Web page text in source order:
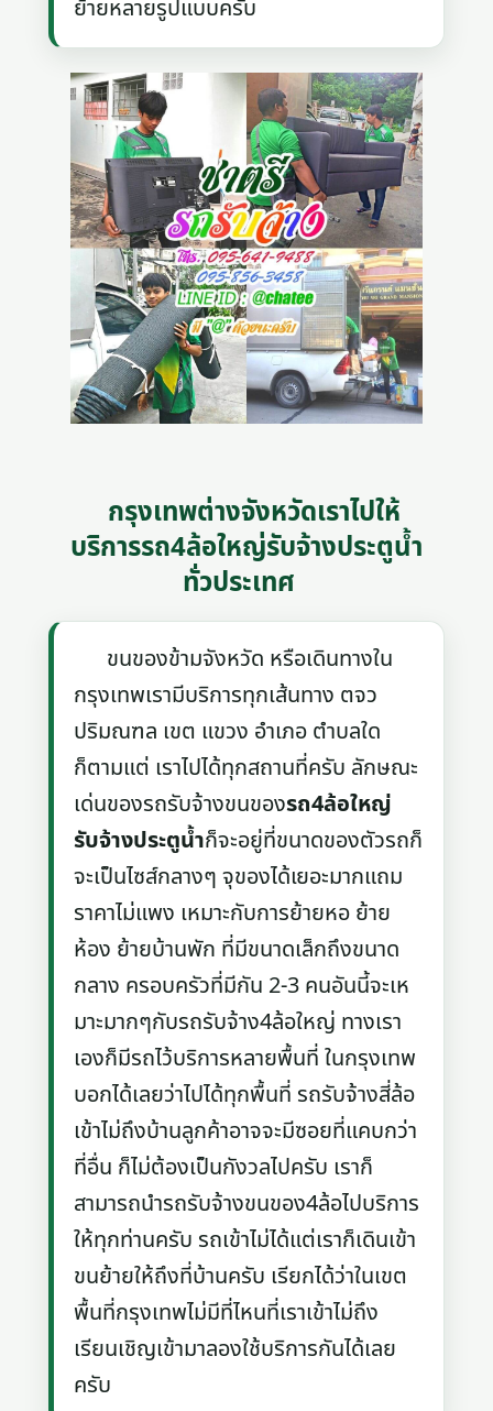
ย้ายหลายรูปแบบครับ
กรุงเทพต่างจังหวัดเราไปให้
บริการรถ4ล้อใหญ่รับจ้างประตูน้ำ
ทั่วประเทศ
ขนของข้ามจังหวัด หรือเดินทางใน
กรุงเทพเรามีบริการทุกเส้นทาง ตจว
ปริมณฑล เขต แขวง อำเภอ ตำบลใด
ก็ตามแต่ เราไปได้ทุกสถานที่ครับ ลักษณะ
เด่นของรถรับจ้างขนของรถ4ล้อใหญ่
รับจ้างประตูน้ำก็จะอยู่ที่ขนาดของตัวรถก็
จะเป็นไซส์กลางๆ จุของได้เยอะมากแถม
ราคาไม่แพง เหมาะกับการย้ายหอ ย้าย
ห้อง ย้ายบ้านพัก ที่มีขนาดเล็กถึงขนาด
กลาง ครอบครัวที่มีกัน 2-3 คนอันนี้จะเห
มาะมากๆกับรถรับจ้าง4ล้อใหญ่ ทางเรา
เองก็มีรถไว้บริการหลายพื้นที่ ในกรุงเทพ
บอกได้เลยว่าไปได้ทุกพื้นที่ รถรับจ้างสี่ล้อ
เข้าไม่ถึงบ้านลูกค้าอาจจะมีซอยที่แคบกว่า
ที่อื่น ก็ไม่ต้องเป็นกังวลไปครับ เราก็
สามารถนำรถรับจ้างขนของ4ล้อไปบริการ
ให้ทุกท่านครับ รถเข้าไม่ได้แต่เราก็เดินเข้า
ขนย้ายให้ถึงที่บ้านครับ เรียกได้ว่าในเขต
พื้นที่กรุงเทพไม่มีที่ไหนที่เราเข้าไม่ถึง
เรียนเชิญเข้ามาลองใช้บริการกันได้เลย
ครับ